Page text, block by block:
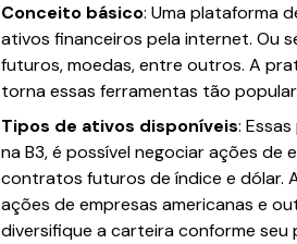
Conceito básico: Uma plataforma
ativos financeiros pela internet. Ou
futuros, moedas, entre outros. A
torna essas ferramentas tão
Tipos de ativos disponíveis:
na B3, é possível negociar ações de
contratos futuros de índice e dólar.
ações de empresas americanas e
diversifique a carteira conforme seu